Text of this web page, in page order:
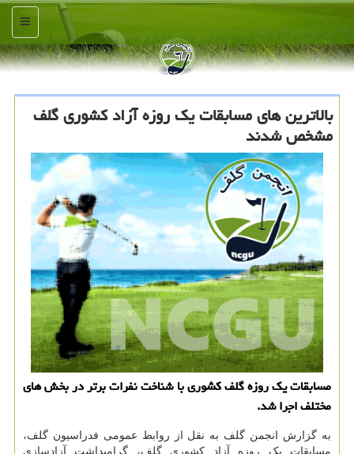
منو
بالاترین های مسابقات یك روزه آزاد كشوری گلف
مشخص شدند
مسابقات یک روزه گلف کشوری با شناخت نفرات برتر در بخش های
مختلف اجرا شد.
به گزارش انجمن گلف به نقل از روابط عمومی فدراسیون گلف،
مسابقات یک روزه آزاد کشوری گلف، گرامیداشت آزادسازی